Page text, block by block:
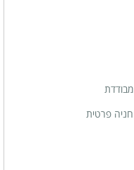
מבודדת
חניה פרטית